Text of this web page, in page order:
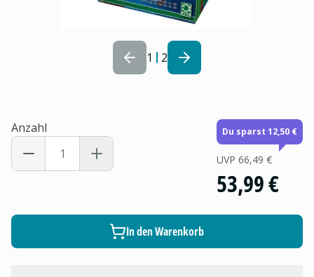
1 2
Anzahl Du sparst 12,50 €
UVP 66,49 €
53,99 €
In den Warenkorb